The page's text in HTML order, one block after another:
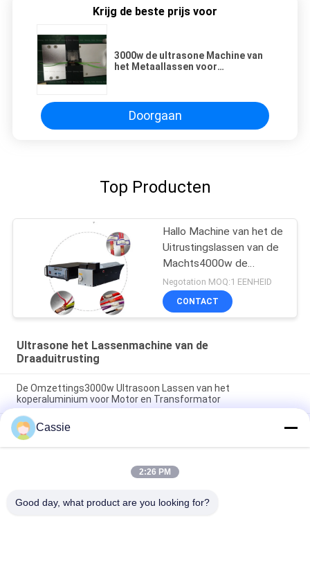
Krijg de beste prijs voor
3000w de ultrasone Machine van
het Metaallassen voor
Doorgaan
Top Producten
Hallo Machine van het de
Uitrustingslassen van de
Machts4000w de
Ultrasone Draad
Negotation MOQ:1 EENHEID
CONTACT
Ultrasone het Lassenmachine van de
Draaduitrusting
De Omzettings3000w Ultrasoon Lassen van het
koperaluminium voor Motor en Transformator
20Khz ultrasone het Lassenmachine van de Draaduitrusting
voor het Lassen Elektro de Verbindingsproces van de
Koperdraad
De Ultrasone klank van de koperlasser 20Khz zonder Extra
Cassie
2:26 PM
Good day, what product are you looking for?